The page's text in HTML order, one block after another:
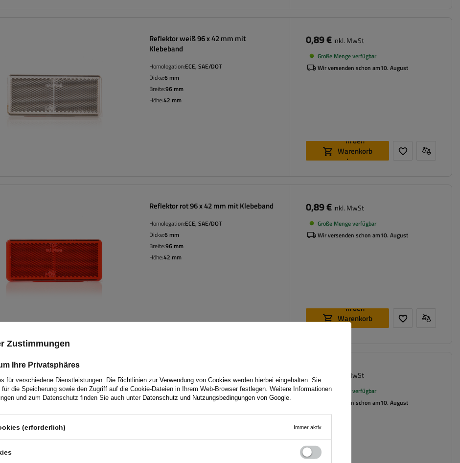
Reflektor weiß 96 x 42 mm mit
Klebeband
Homologation:ECE, SAE/DOT
Dicke:6 mm
Breite:96 mm
Höhe:42 mm
0,89 €inkl. MwSt
Große Menge verfügbar
Wir versenden schon am10. August
In den
Warenkorb
legen
Reflektor rot 96 x 42 mm mit Klebeband
Homologation:ECE, SAE/DOT
Dicke:6 mm
Breite:96 mm
Höhe:42 mm
0,89 €inkl. MwSt
Große Menge verfügbar
Wir versenden schon am10. August
In den
Warenkorb
legen
Klebeband
Homologation:ECE, SAE/DOT
0,89 € inkl. MwSt
Große Menge verfügbar
Wir versenden schon am10. August
Zustimmungen
Ihre Privatsphäres
für verschiedene Dienstleistungen. Die Richtlinien zur Verwendung von Cookies werden hierbei eingehalten. Sie
die Speicherung sowie den Zugriff auf die Cookie-Dateien in Ihrem Web-Browser festlegen. Weitere Informationen
und zum Datenschutz finden Sie auch unter Datenschutz und Nutzungsbedingungen von Google
(erforderlich) Immer aktiv